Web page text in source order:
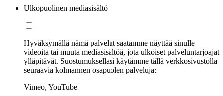
Ulkopuolinen mediasisältö
Hyväksymällä nämä palvelut saatamme näyttää sinulle
videoita tai muuta mediasisältöä, jota ulkoiset palveluntarjoajat
ylläpitävät. Suostumuksellasi käytämme tällä verkkosivustolla
seuraavia kolmannen osapuolen palveluja:
Vimeo, YouTube